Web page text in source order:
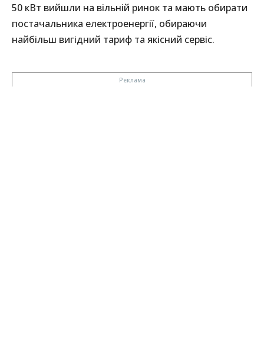
50 кВт вийшли на вільній ринок та мають обирати
постачальника електроенергії, обираючи
найбільш вигідний тариф та якісний сервіс.